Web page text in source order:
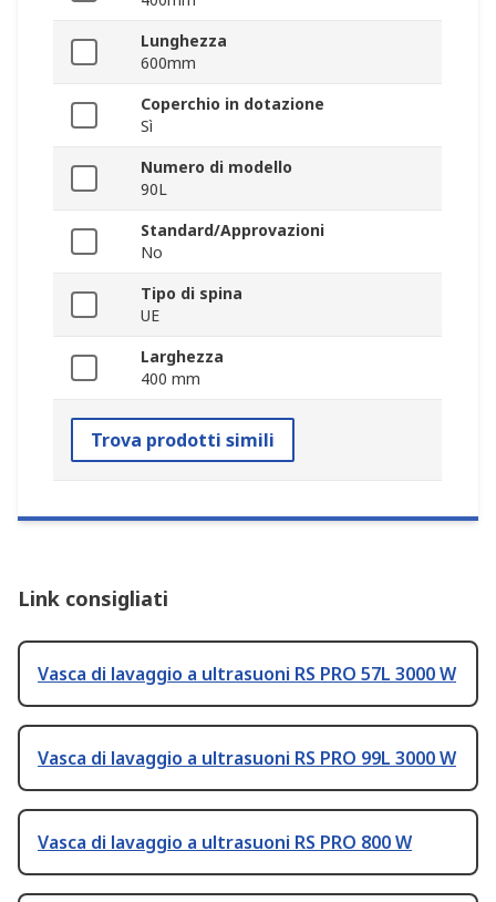
Lunghezza
600mm
Coperchio in dotazione
Sì
Numero di modello
90L
Standard/Approvazioni
No
Tipo di spina
UE
Larghezza
400 mm
Trova prodotti simili
Link consigliati
Vasca di lavaggio a ultrasuoni RS PRO 57L 3000 W
Vasca di lavaggio a ultrasuoni RS PRO 99L 3000 W
Vasca di lavaggio a ultrasuoni RS PRO 800 W